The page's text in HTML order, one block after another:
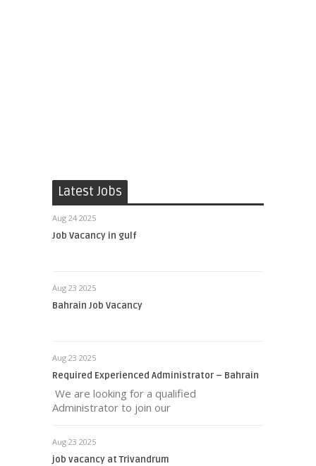
Latest Jobs
Aug 24 2025
Job Vacancy in gulf
Aug 23 2025
Bahrain Job Vacancy
Aug 23 2025
Required Experienced Administrator – Bahrain
We are looking for a qualified
Administrator to join our
Aug 23 2025
job vacancy at Trivandrum